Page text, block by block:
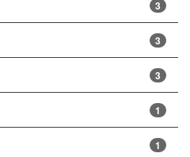
3
3
3
1
1